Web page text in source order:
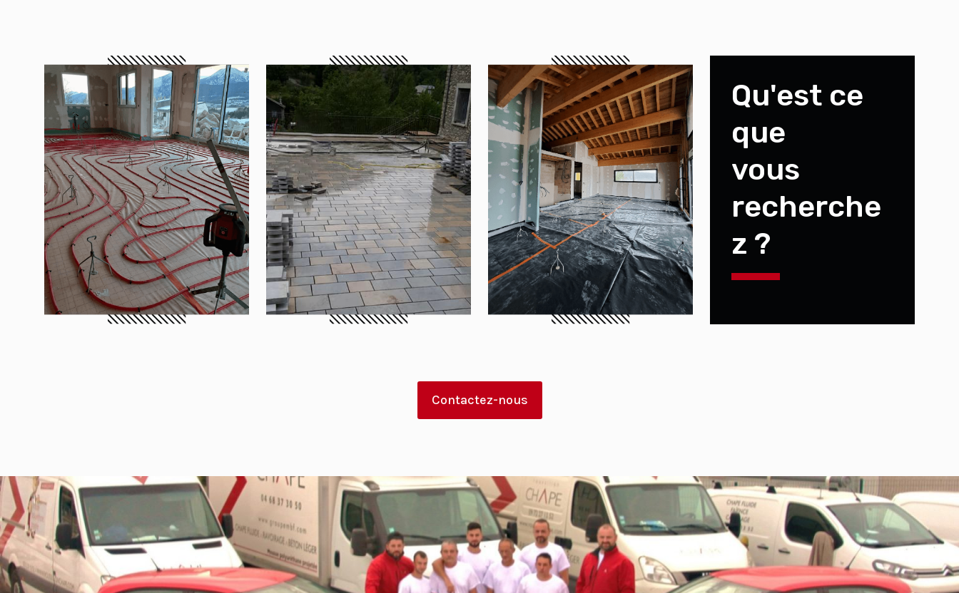
Qu'est ce
que
vous
recherche
z ?
Contactez-nous